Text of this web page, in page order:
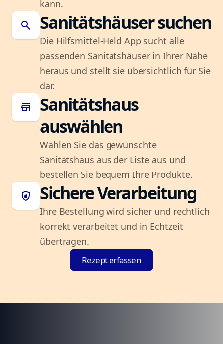
kann.
search Sanitätshäuser suchen
Die Hilfsmittel-Held App sucht alle
passenden Sanitätshäuser in Ihrer Nähe
heraus und stellt sie übersichtlich für Sie
dar.
store
Sanitätshaus
auswählen
Wählen Sie das gewünschte
Sanitätshaus aus der Liste aus und
bestellen Sie bequem Ihre Produkte.
shield_lock Sichere Verarbeitung
Ihre Bestellung wird sicher und rechtlich
korrekt verarbeitet und in Echtzeit
übertragen.
Rezept erfassen